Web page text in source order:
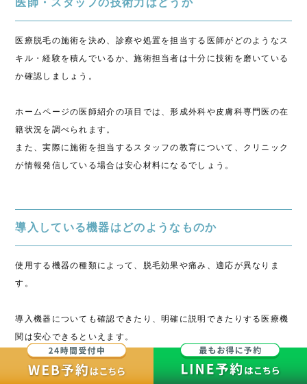
医師・スタッフの技術力はどうか
医療脱毛の施術を決め、診察や処置を担当する医師がどのようなス
キル・経験を積んでいるか、施術担当者は十分に技術を磨いている
か確認しましょう。
ホームページの医師紹介の項目では、形成外科や皮膚科専門医の在
籍状況を調べられます。
また、実際に施術を担当するスタッフの教育について、クリニック
が情報発信している場合は安心材料になるでしょう。
導入している機器はどのようなものか
使用する機器の種類によって、脱毛効果や痛み、適応が異なりま
す。
導入機器についても確認できたり、明確に説明できたりする医療機
関は安心できるといえます。